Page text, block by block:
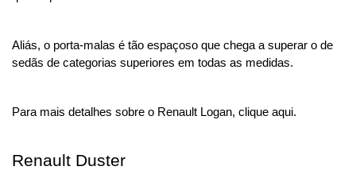
Aliás, o porta-malas é tão espaçoso que chega a superar o de
sedãs de categorias superiores em todas as medidas.
Para mais detalhes sobre o Renault Logan, clique aqui.
Renault Duster